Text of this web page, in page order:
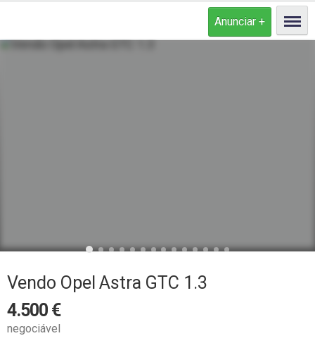
Vendo Opel Astra GTC 1.3
4.500 €
negociável